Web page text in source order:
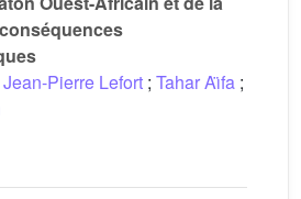
Jean-Pierre Lefort ; Tahar Aı̈fa ;